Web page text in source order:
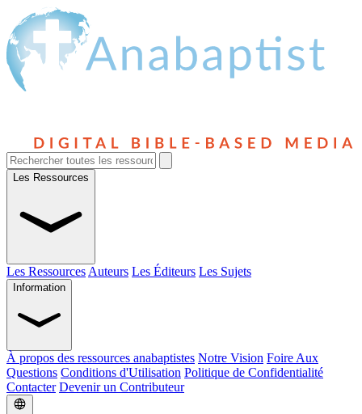
Les Ressources
Les Ressources Auteurs Les Éditeurs Les Sujets
Information
À propos des ressources anabaptistes Notre Vision Foire Aux
Questions Conditions d'Utilisation Politique de Confidentialité
Contacter Devenir un Contributeur